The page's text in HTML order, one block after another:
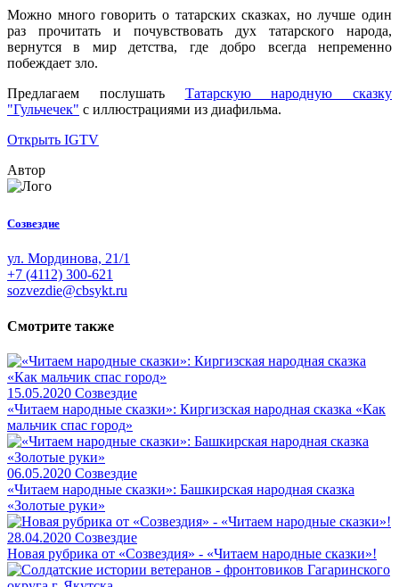
Можно много говорить о татарских сказках, но лучше один
раз прочитать и почувствовать дух татарского народа,
вернутся в мир детства, где добро всегда непременно
побеждает зло.
Предлагаем послушать Татарскую народную сказку
"Гульчечек" с иллюстрациями из диафильма.
Открыть IGTV
Автор
Созвездие
ул. Мординова, 21/1
+7 (4112) 300-621
sozvezdie@cbsykt.ru
Смотрите также
15.05.2020 Созвездие
«Читаем народные сказки»: Киргизская народная сказка «Как
мальчик спас город»
06.05.2020 Созвездие
«Читаем народные сказки»: Башкирская народная сказка
«Золотые руки»
28.04.2020 Созвездие
Новая рубрика от «Созвездия» - «Читаем народные сказки»!